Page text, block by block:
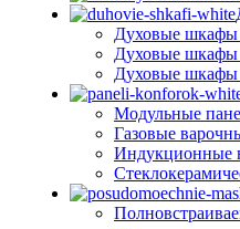
Духовые
Духовые шкафы
Духовые шкафы
Модульные
Газовые
Индукционные